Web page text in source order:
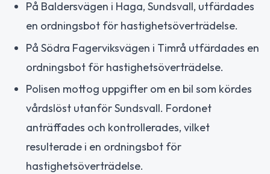
På Baldersvägen i Haga, Sundsvall, utfärdades
en ordningsbot för hastighetsöverträdelse.
På Södra Fagerviksvägen i Timrå utfärdades en
ordningsbot för hastighetsöverträdelse.
Polisen mottog uppgifter om en bil som kördes
vårdslöst utanför Sundsvall. Fordonet
anträffades och kontrollerades, vilket
resulterade i en ordningsbot för
hastighetsöverträdelse.